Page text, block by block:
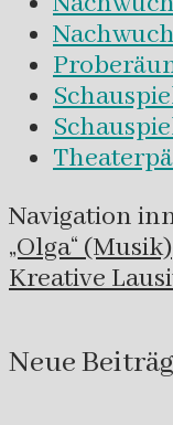
Navigation
„Olga“ (Musik)
Kreative
Neue